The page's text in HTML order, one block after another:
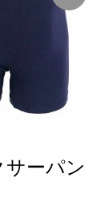
サーパン